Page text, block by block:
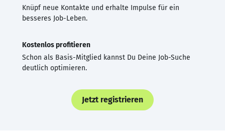
Knüpf neue Kontakte und erhalte Impulse für ein
besseres Job-Leben.
Kostenlos profitieren
Schon als Basis-Mitglied kannst Du Deine Job-Suche
deutlich optimieren.
Jetzt registrieren